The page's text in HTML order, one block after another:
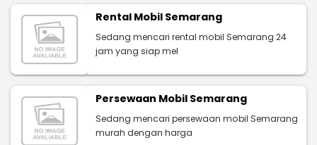
Rental Mobil Semarang
Sedang mencari rental mobil Semarang 24
jam yang siap mel
Persewaan Mobil Semarang
Sedang mencari persewaan mobil Semarang
murah dengan harga